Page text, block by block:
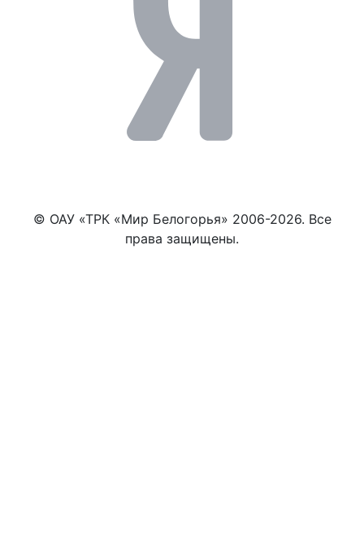
© ОАУ «ТРК «Мир Белогорья» 2006-2026. Все
права защищены.